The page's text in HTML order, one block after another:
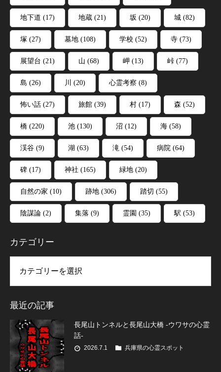
地下道 (17) 地蔵 (21) 坂 (20) 城 (82)
塚 (27) 墓地 (108) 学校 (52) 寺 (73)
展望台 (21) 山 (68) 岬 (13) 峠 (77)
島 (26) 川 (20) 心霊考察 (8)
怖い話 (27) 旅館 (39) 村 (17) 森 (52)
橋 (220) 池 (130) 沼 (12) 海 (58)
渓谷 (9) 湖 (63) 滝 (54) 病院 (64)
碑 (17) 神社 (165) 緑地 (20)
自然の家 (10) 跡地 (306) 踏切 (55)
陰謀論 (2) 集落 (9) 霊園 (35) 駅 (53)
カテゴリー
最近の記事
長尾山トンネルと長尾山大橋 -ウワサの心霊
話-
2026.7.1 兵庫県の心霊スポット